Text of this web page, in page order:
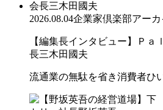
2026.08.04企業家倶楽部アー
【編集長インタビュー】Ｐ
長三木田國夫
流通業の無駄を省き消費者ひ